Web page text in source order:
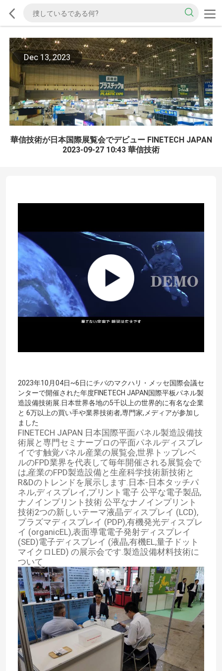
Dec 13, 2023
華信技術が日本国際展覧会でデビュー FINETECH JAPAN
2023-09-27 10:43 華信技術
2023年10月04日~6日にチバのマクハリ・メッセ国際会議セ
ンターで開催された年度FINETECH JAPAN国際平板パネル製
造設備技術展.日本世界各地の5千以上の世界的に有名な企業
と 6万以上の買い手や業界技術者,専門家,メディアが参加し
ました
FINETECH JAPAN 日本国際平面パネル製造設備技
術展と専門セミナープロの平面パネルディスプレ
イです触覚パネル産業の展覧会,世界トップレベ
ルのFPD業界を代表して毎年開催される展覧会で
は,産業のFPD製造設備と生産科学技術新技術と
R&Dのトレンドを展示します.日本-日本タッチパ
ネル,ディスプレイ,プリント電子 公平な電子製品,
ナノインプリント技術 公平なナノインプリント
技術2つの新しいテーマ液晶ディスプレイ (LCD),
プラズマディスプレイ (PDP),有機発光ディスプレ
イ (organicEL),表面導電電子発射ディスプレイ
(SED)電子ディスプレイ (液晶,有機EL,量子ドット
マイクロLED) の展示会です.製造設備材料技術に
ついて